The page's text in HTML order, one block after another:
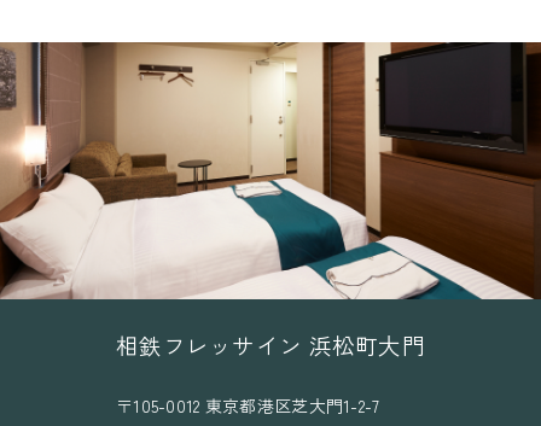
相鉄フレッサイン 浜松町大門
〒105-0012 東京都港区芝大門1-2-7